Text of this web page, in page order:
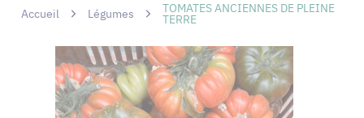
Accueil Légumes TOMATES ANCIENNES DE PLEINE
TERRE